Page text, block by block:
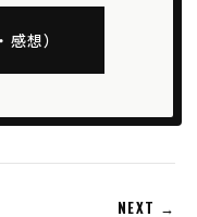
想）
NEXT →